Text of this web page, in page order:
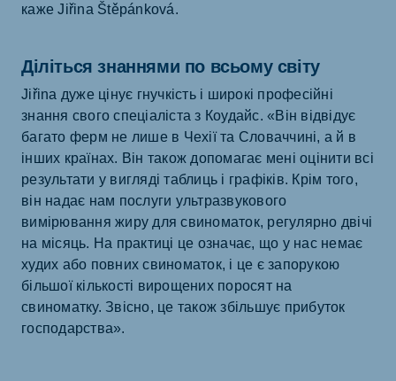
каже Jiřina Štěpánková.
Діліться знаннями по всьому світу
Jiřina дуже цінує гнучкість і широкі професійні
знання свого спеціаліста з Коудайс. «Він відвідує
багато ферм не лише в Чехії та Словаччині, а й в
інших країнах. Він також допомагає мені оцінити всі
результати у вигляді таблиць і графіків. Крім того,
він надає нам послуги ультразвукового
вимірювання жиру для свиноматок, регулярно двічі
на місяць. На практиці це означає, що у нас немає
худих або повних свиноматок, і це є запорукою
більшої кількості вирощених поросят на
свиноматку. Звісно, це також збільшує прибуток
господарства».